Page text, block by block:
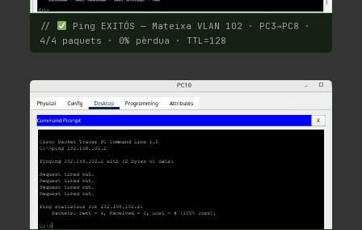
//
Ping EXITÓS — Mateixa VLAN 102 · PC3→PC8 ·
4/4 paquets · 0% pèrdua · TTL=128